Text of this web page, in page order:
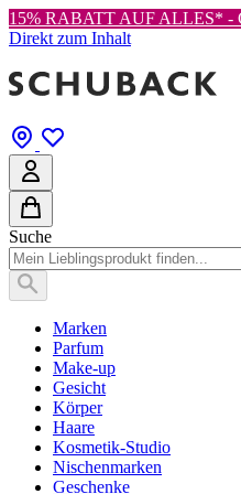
15% RABATT AUF ALLES* -
Direkt zum Inhalt
Suche
Marken
Parfum
Make-up
Gesicht
Körper
Haare
Kosmetik-Studio
Nischenmarken
Geschenke